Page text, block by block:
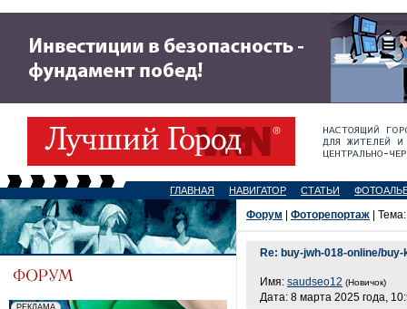
ГЛАВНАЯ НАВИГАТОР СТАТЬИ
Форум Фоторепортаж |
Re: buy-jwh-018-online/
Имя: saudseo12 (Новичок)
Дата: 8 марта 2025 года,